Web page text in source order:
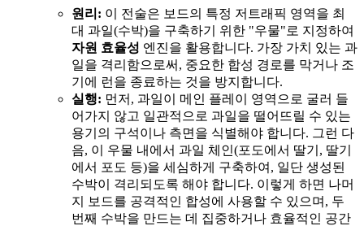
원리: 이 전술은 보드의 특정 저트래픽 영역을 최
대 과일(수박)을 구축하기 위한 "우물"로 지정하여
자원 효율성 엔진을 활용합니다. 가장 가치 있는 과
일을 격리함으로써, 중요한 합성 경로를 막거나 조
기에 런을 종료하는 것을 방지합니다.
실행: 먼저, 과일이 메인 플레이 영역으로 굴러 들
어가지 않고 일관적으로 과일을 떨어뜨릴 수 있는
용기의 구석이나 측면을 식별해야 합니다. 그런 다
음, 이 우물 내에서 과일 체인(포도에서 딸기, 딸기
에서 포도 등)을 세심하게 구축하여, 일단 생성된
수박이 격리되도록 해야 합니다. 이렇게 하면 나머
지 보드를 공격적인 합성에 사용할 수 있으며, 두
번째 수박을 만드는 데 집중하거나 효율적인 공간